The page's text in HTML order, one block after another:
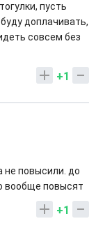
пусть
доплачивать,
совсем без
+1
не повысили. до
вообще повысят
+1